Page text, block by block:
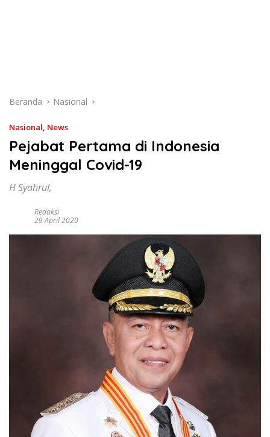
Beranda Nasional
Nasional, News
Pejabat Pertama di Indonesia
Meninggal Covid-19
H Syahrul,
Redaksi
29 April 2020